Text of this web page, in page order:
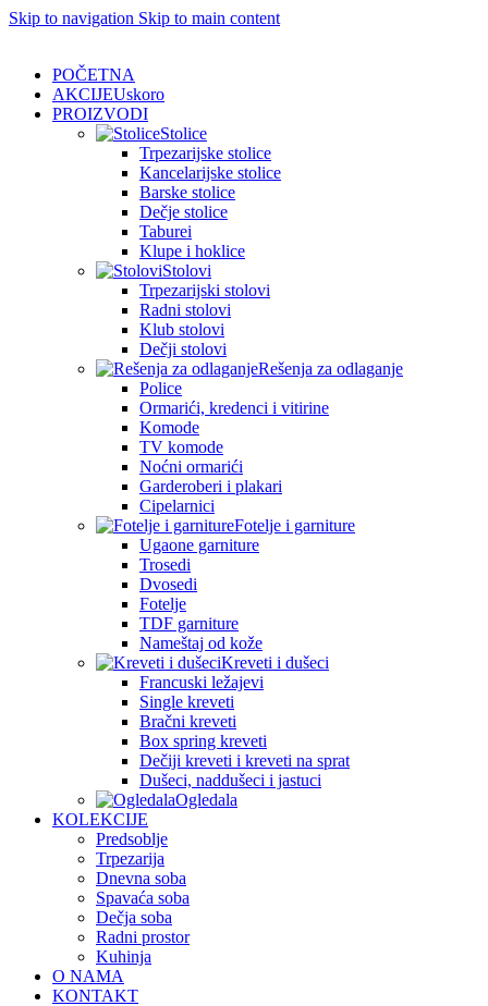
Skip to navigation Skip to main content
POČETNA
AKCIJEUskoro
PROIZVODI
Stolice
Trpezarijske stolice
Kancelarijske stolice
Barske stolice
Dečje stolice
Taburei
Klupe i hoklice
Stolovi
Trpezarijski stolovi
Radni stolovi
Klub stolovi
Dečji stolovi
Rešenja za odlaganje
Police
Ormarići, kredenci i vitirine
Komode
TV komode
Noćni ormarići
Garderoberi i plakari
Cipelarnici
Fotelje i garniture
Ugaone garniture
Trosedi
Dvosedi
Fotelje
TDF garniture
Nameštaj od kože
Kreveti i dušeci
Francuski ležajevi
Single kreveti
Bračni kreveti
Box spring kreveti
Dečiji kreveti i kreveti na sprat
Dušeci, naddušeci i jastuci
Ogledala
KOLEKCIJE
Predsoblje
Trpezarija
Dnevna soba
Spavaća soba
Dečja soba
Radni prostor
Kuhinja
O NAMA
KONTAKT